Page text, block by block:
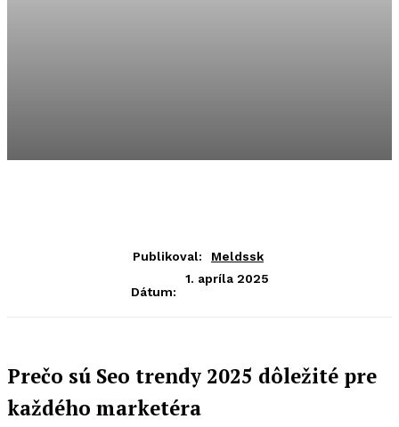
Publikoval: Meldssk
Dátum:
1. apríla 2025
Prečo sú Seo trendy 2025 dôležité pre
každého marketéra